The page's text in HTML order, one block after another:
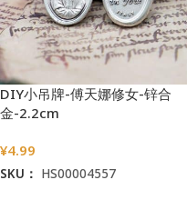
DIY小吊牌-傅天娜修女-锌合
金-2.2cm
¥4.99
SKU： HS00004557